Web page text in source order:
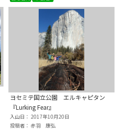
ヨセミテ国立公園 エルキャピタン
『Lurking Fear』
入山日： 2017年10月20日
投稿者： 赤羽 康弘